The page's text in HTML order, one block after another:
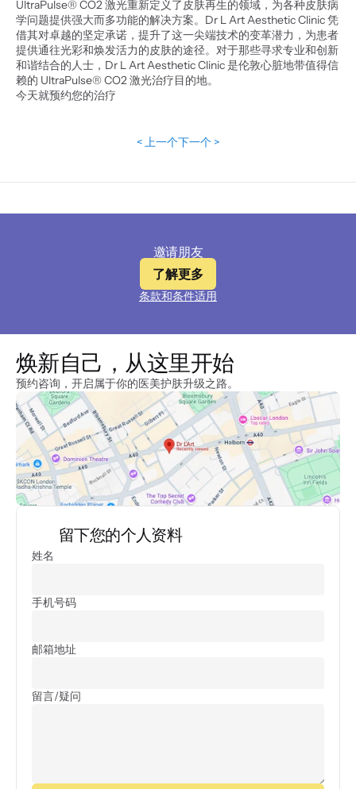
UltraPulse® CO2 激光重新定义了皮肤再生的领域，为各种皮肤病
学问题提供强大而多功能的解决方案。Dr L Art Aesthetic Clinic 凭
借其对卓越的坚定承诺，提升了这一尖端技术的变革潜力，为患者
提供通往光彩和焕发活力的皮肤的途径。对于那些寻求专业和创新
和谐结合的人士，Dr L Art Aesthetic Clinic 是伦敦心脏地带值得信
赖的 UltraPulse® CO2 激光治疗目的地。
今天就预约您的治疗
< 上一个下一个 >
邀请朋友
了解更多
条款和条件适用
焕新自己，从这里开始
预约咨询，开启属于你的医美护肤升级之路。
留下您的个人资料
姓名
手机号码
邮箱地址
留言/疑问